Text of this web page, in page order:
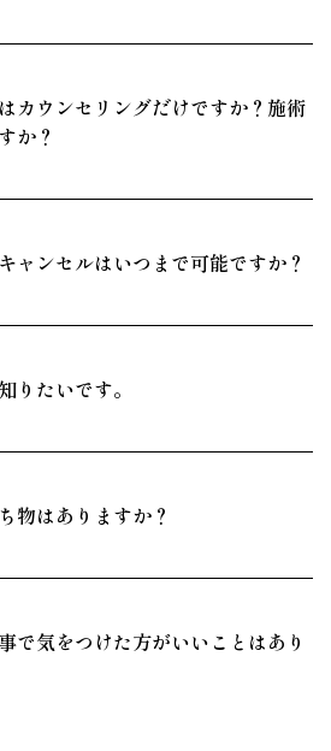
カウンセリングだけですか？施術
か？
ャンセルはいつまで可能ですか？
りたいです。
物はありますか？
で気をつけた方がいいことはあり